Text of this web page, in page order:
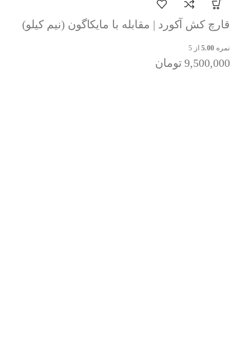
قارچ کش آکورد | مقابله با مایکاگون (نیم کیلو)
نمره 5.00از 5
9,500,000 تومان